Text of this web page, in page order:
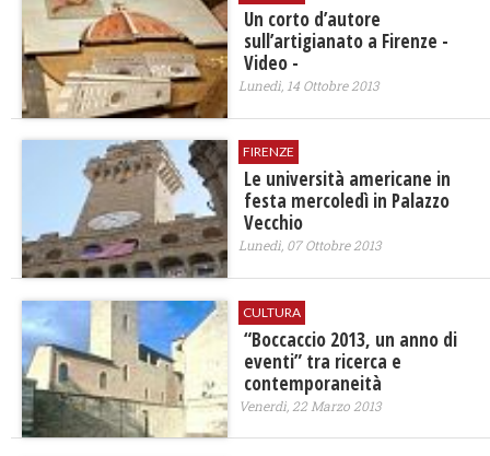
Un corto d’autore
sull’artigianato a Firenze -
Video -
Lunedì, 14 Ottobre 2013
FIRENZE
Le università americane in
festa mercoledì in Palazzo
Vecchio
Lunedì, 07 Ottobre 2013
CULTURA
“Boccaccio 2013, un anno di
eventi” tra ricerca e
contemporaneità
Venerdì, 22 Marzo 2013